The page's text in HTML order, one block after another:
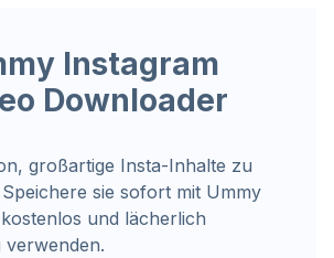
Instagram
Downloader
großartige Insta-Inhalte zu
sie sofort mit Ummy
und lächerlich